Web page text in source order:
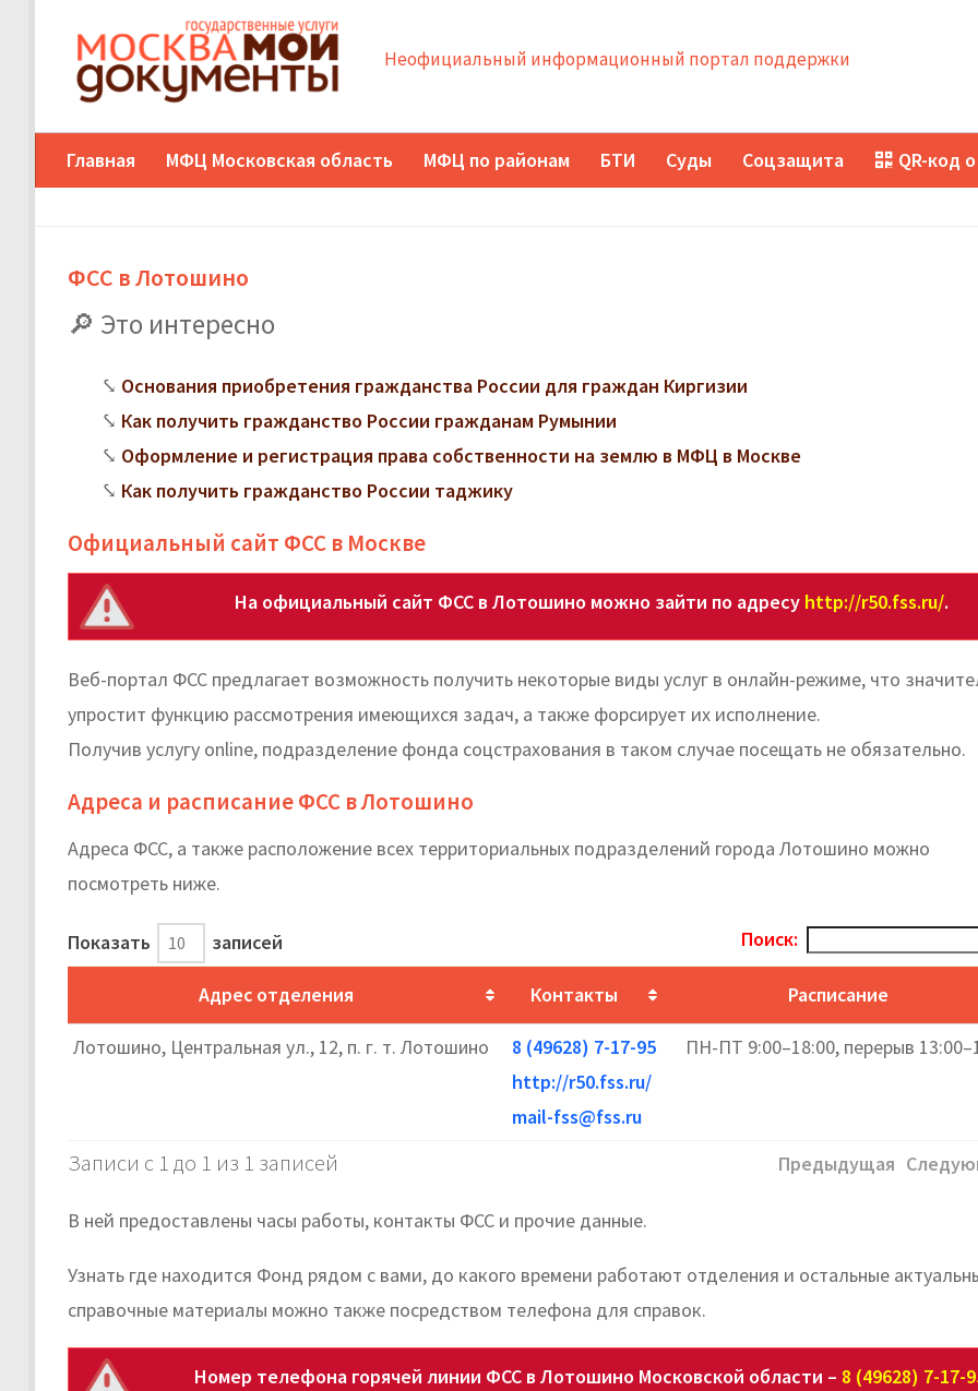
Неофициальный информационный портал поддержки
Главная МФЦ Московская область МФЦ по районам БТИ Суды Соцзащита QR-код
ФСС в Лотошино
Это интересно
Основания приобретения гражданства России для граждан Киргизии
Как получить гражданство России гражданам Румынии
Оформление и регистрация права собственности на землю в МФЦ в Москве
Как получить гражданство России таджику
Официальный сайт ФСС в Москве
На официальный сайт ФСС в Лотошино можно зайти по адресу http://r50.fss.ru/.
Веб-портал ФСС предлагает возможность получить некоторые виды услуг в онлайн-режиме, что
упростит функцию рассмотрения имеющихся задач, а также форсирует их исполнение.
Получив услугу online, подразделение фонда соцстрахования в таком случае посещать не обязательно.
Адреса и расписание ФСС в Лотошино
Адреса ФСС, а также расположение всех территориальных подразделений города Лотошино можно
посмотреть ниже.
Показать записей Поиск:
Адрес отделения Контакты Расписание
Лотошино, Центральная ул., 12, п. г. т. Лотошино
8 (49628) 7-17-95
http://r50.fss.ru/
mail-fss@fss.ru
ПН-ПТ 9:00–18:00, перерыв
Записи с 1 до 1 из 1 записей Предыдущая
В ней предоставлены часы работы, контакты ФСС и прочие данные.
Узнать где находится Фонд рядом с вами, до какого времени работают отделения и остальные
справочные материалы можно также посредством телефона для справок.
Номер телефона горячей линии ФСС в Лотошино Московской области – 8 (49628) 7-17-